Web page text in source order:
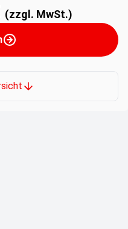
(zzgl. MwSt.)